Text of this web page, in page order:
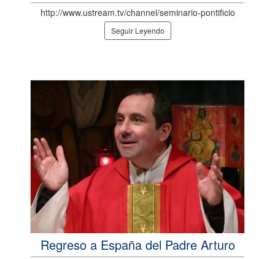
http://www.ustream.tv/channel/seminario-pontificio
Seguir Leyendo
Regreso a España del Padre Arturo